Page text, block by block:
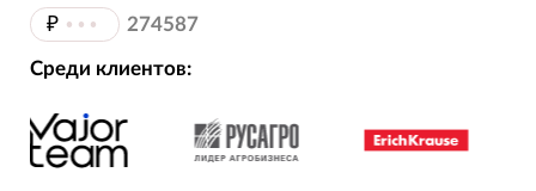
₽ ••• 274587
Среди клиентов: